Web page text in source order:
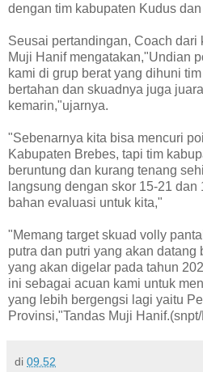
dengan tim kabupaten Kudus
Seusai pertandingan, Coach dari
Muji Hanif mengatakan,"Undian
kami di grup berat yang dihuni
bertahan dan skuadnya juga
kemarin,"ujarnya.
"Sebenarnya kita bisa mencuri
Kabupaten Brebes, tapi tim
beruntung dan kurang tenang
langsung dengan skor 15-21
bahan evaluasi untuk kita,"
"Memang target skuad volly
putra dan putri yang akan datang
yang akan digelar pada tahun
ini sebagai acuan kami untuk
yang lebih bergengsi lagi yaitu
Provinsi,"Tandas Muji
di 09.52